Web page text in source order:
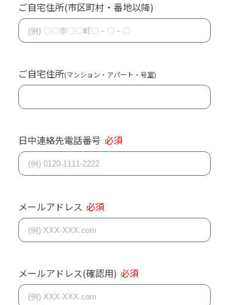
ご自宅住所(市区町村・番地以降)
ご自宅住所(マンション・アパート・号室)
日中連絡先電話番号 必須
メールアドレス 必須
メールアドレス(確認用) 必須